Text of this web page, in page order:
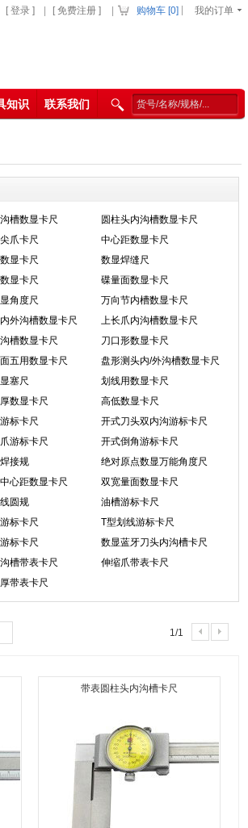
知识 联系我们
我的订单
购物车 [0]
[ 登录 ] [ 免费注册 ]
槽数显卡尺
圆柱头内沟槽数显卡尺
爪卡尺
中心距数显卡尺
显卡尺
数显焊缝尺
显卡尺
碟量面数显卡尺
角度尺
万向节内槽数显卡尺
外沟槽数显卡尺
上长爪内沟槽数显卡尺
槽数显卡尺
刀口形数显卡尺
五用数显卡尺
盘形测头内/外沟槽数显卡尺
塞尺
划线用数显卡尺
数显卡尺
高低数显卡尺
标卡尺
开式刀头双内沟游标卡尺
游标卡尺
开式倒角游标卡尺
接规
绝对原点数显万能角度尺
心距数显卡尺
双宽量面数显卡尺
圆规
油槽游标卡尺
标卡尺
T型划线游标卡尺
标卡尺
数显蓝牙刀头内沟槽卡尺
槽带表卡尺
伸缩爪带表卡尺
带表卡尺
1/1
带表圆柱头内沟槽卡尺